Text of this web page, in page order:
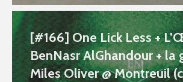
[#166] One Lick Less +
BenNasr AlGhandour + la
Miles Oliver @ Montreuil